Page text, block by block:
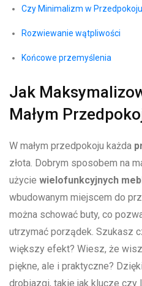
Czy Minimalizm w
Rozwiewanie wątpliwości
Końcowe przemyślenia
Jak
Małym
W małym⁤ przedpokoju każda
złota. Dobrym sposobem na
użycie wielofunkcyjnych
wbudowanym miejscem⁤ do
można schować​ buty, co
utrzymać ⁣porządek. Szukasz
większy efekt? Wiesz, że
⁣piękne, ⁣ale‌ i praktyczne?
drobiazgi, takie jak ⁣klucze ​czy